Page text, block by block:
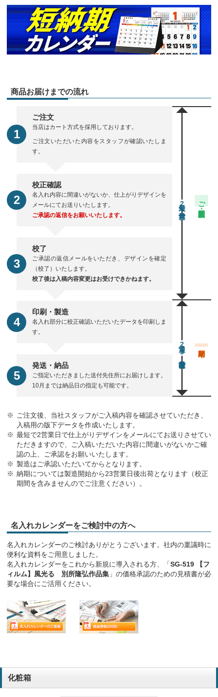
商品お届けまでの流れ
ご注文
当店はカート方式を採用しております。
ご注文いただいた内容をスタッフが確認いたしま
す。
校正確認
名入れ内容に間違いがないか、仕上がりデザインを
メールにてお送りいたします。
ご承認の返信をお願いいたします。
校了
ご承認の返信メールをいただき、デザインを確定
（校了）いたします。
校了後は入稿内容変更はお受けできかねます。
2 ご注文・校正期間
印刷・製造
名入れ部分に校正確認いただいたデータを印刷しま
す。
発送・納品
ご指定いただきました送付先住所にお届けします。
10月までは納品日の指定も可能です。
通常23営業日後出荷
ご注文後、当社スタッフがご入稿内容を確認させていただき、
入稿用の版下データを作成いたします。
最短で2営業日で仕上がりデザインをメールにてお送りさせてい
ただきますので、ご入稿いただいた内容に間違いがないかご確
認の上、ご承認をお願いいたします。
製造はご承認いただいてからとなります。
納期については製造開始から23営業日後出荷となります（校正
期間を含みませんのでご注意ください）。
名入れカレンダーをご検討中の方へ
名入れカレンダーのご検討ありがとうございます。社内の稟議時に
便利な資料をご用意しました。
名入れカレンダーをこれから新規に導入される方、「SG-519 【フ
ィルム】風光る 別所隆弘作品集 」の価格承認のための見積書が必
要な場合にご活用ください。
化粧箱